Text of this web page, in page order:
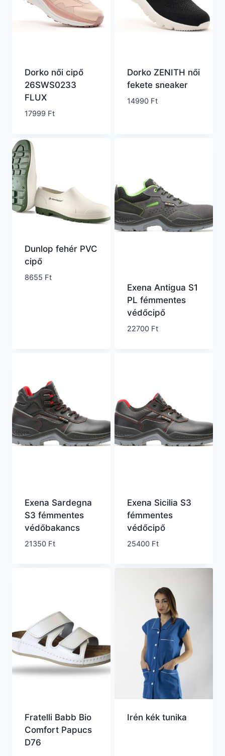
Dorko női cipő
26SWS0233
FLUX
17999 Ft
Dorko ZENITH női
fekete sneaker
14990 Ft
Dunlop fehér PVC
cipő
8655 Ft
Exena Antigua S1
PL fémmentes
védőcipő
22700 Ft
Exena Sardegna
S3 fémmentes
védőbakancs
21350 Ft
Exena Sicilia S3
fémmentes
védőcipő
25400 Ft
Fratelli Babb Bio
Comfort Papucs
D76
Irén kék tunika